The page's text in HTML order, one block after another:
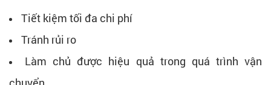
Tiết kiệm tối đa chi phí
Tránh rủi ro
Làm chủ được hiệu quả trong quá trình vận